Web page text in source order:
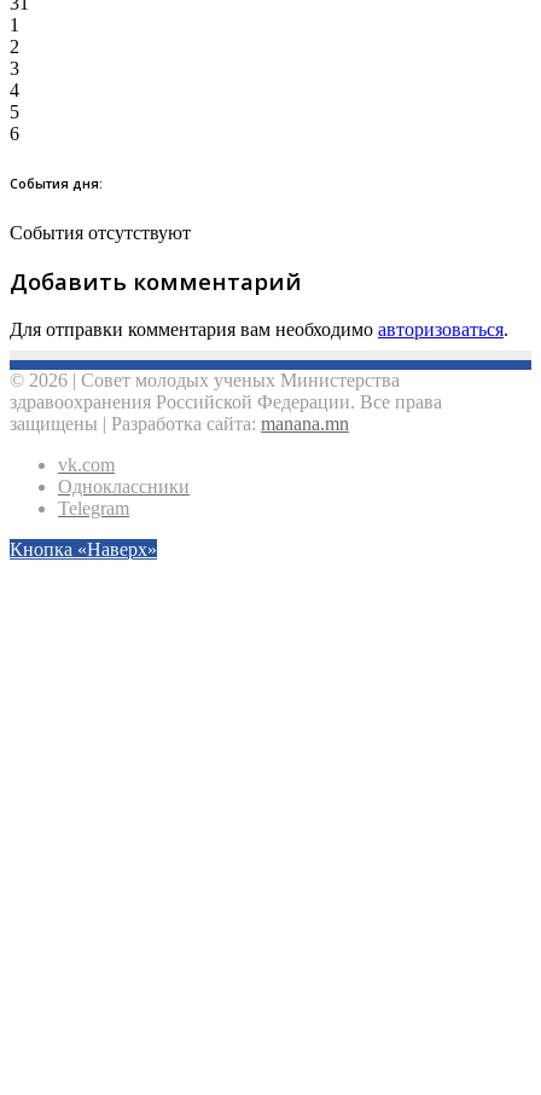
1
2
3
4
5
6
События дня:
События отсутствуют
Добавить комментарий
Для отправки комментария вам необходимо авторизоваться.
© 2026 | Совет молодых ученых Министерства
здравоохранения Российской Федерации. Все права
защищены | Разработка сайта: manana.mn
vk.com
Одноклассники
Telegram
Кнопка «Наверх»